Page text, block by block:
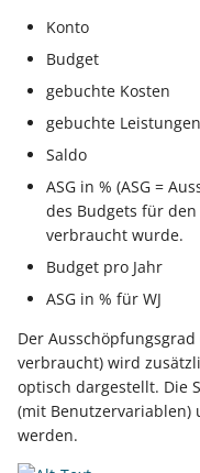
Konto
Budget
gebuchte Kosten
gebuchte Leistungen
Saldo
ASG in % (ASG =
des Budgets für
verbraucht wurde.
Budget pro Jahr
ASG in % für WJ
Der
verbraucht) wird
optisch dargestellt. Die
(mit Benutzervariablen)
werden.